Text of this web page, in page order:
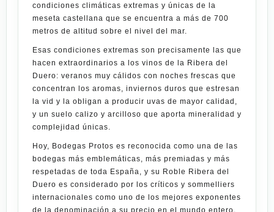
condiciones climáticas extremas y únicas de la
meseta castellana que se encuentra a más de 700
metros de altitud sobre el nivel del mar.
Esas condiciones extremas son precisamente las que
hacen extraordinarios a los vinos de la Ribera del
Duero: veranos muy cálidos con noches frescas que
concentran los aromas, inviernos duros que estresan
la vid y la obligan a producir uvas de mayor calidad,
y un suelo calizo y arcilloso que aporta mineralidad y
complejidad únicas.
Hoy, Bodegas Protos es reconocida como una de las
bodegas más emblemáticas, más premiadas y más
respetadas de toda España, y su Roble Ribera del
Duero es considerado por los críticos y sommelliers
internacionales como uno de los mejores exponentes
de la denominación a su precio en el mundo entero.